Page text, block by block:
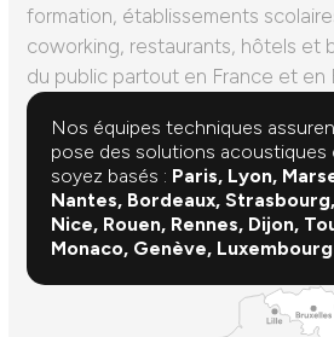
formation, établissements
coworking, restaurants, hôtels et
du public partout en France et en
Nos équipes techniques
pose des solutions acoustiques
soyez basés : Paris, Lyon,
Nantes, Bordeaux,
Nice, Rouen, Rennes, Dijon,
Monaco, Genève,